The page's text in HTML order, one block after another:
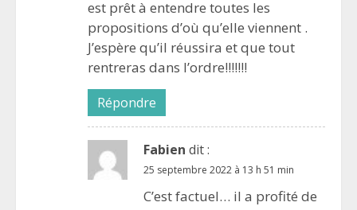
est prêt à entendre toutes les
propositions d’où qu’elle viennent .
J’espère qu’il réussira et que tout
rentreras dans l’ordre!!!!!!!
Répondre
Fabien dit :
25 septembre 2022 à 13 h 51 min
C’est factuel… il a profité de